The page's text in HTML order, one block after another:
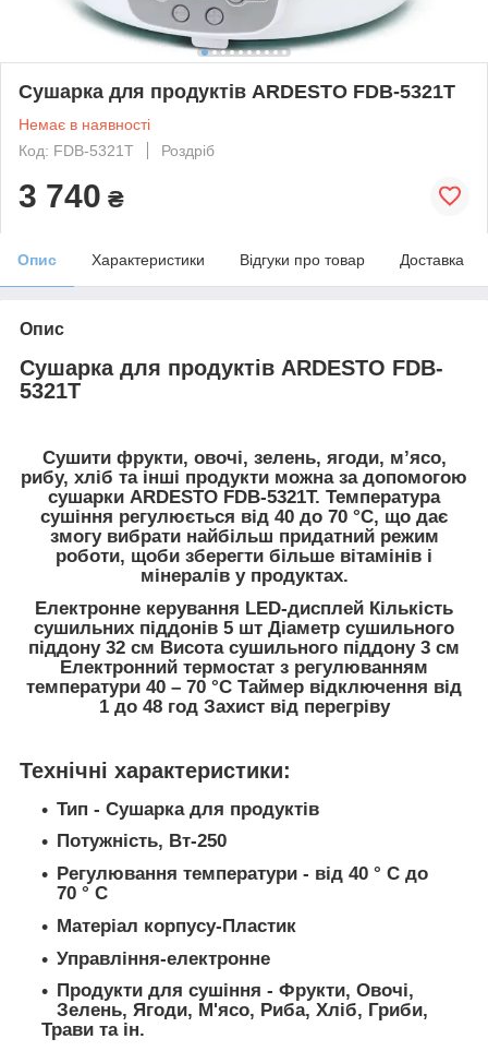
Сушарка для продуктів ARDESTO FDB-5321T
Немає в наявності
Код: FDB-5321T
Роздріб
3 740 ₴
Опис Характеристики Відгуки про товар Доставка
Опис
Сушарка для продуктів ARDESTO FDB-
5321T
Сушити фрукти, овочі, зелень, ягоди, м’ясо,
рибу, хліб та інші продукти можна за допомогою
сушарки ARDESTO FDB-5321T. Температура
сушіння регулюється від 40 до 70 °С, що дає
змогу вибрати найбільш придатний режим
роботи, щоби зберегти більше вітамінів і
мінералів у продуктах.
Електронне керування LED-дисплей Кількість
сушильних піддонів 5 шт Діаметр сушильного
піддону 32 см Висота сушильного піддону 3 см
Електронний термостат з регулюванням
температури 40 – 70 °С Таймер відключення від
1 до 48 год Захист від перегріву
Технічні характеристики:
Тип - Сушарка для продуктів
Потужність, Вт-250
Регулювання температури - від 40 ° С до
70 ° С
Матеріал корпусу-Пластик
Управління-електронне
Продукти для сушіння - Фрукти, Овочі,
Зелень, Ягоди, М'ясо, Риба, Хліб, Гриби,
Трави та ін.